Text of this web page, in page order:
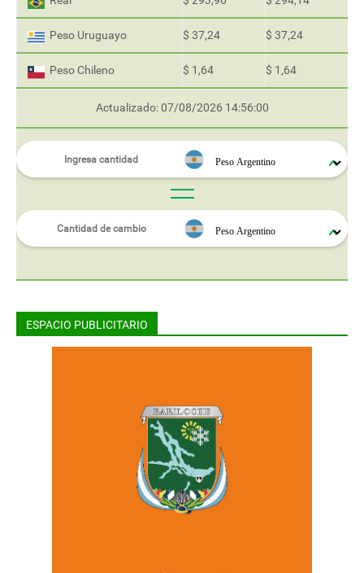
Peso Uruguayo $ 37,24 $ 37,24
Peso Chileno $ 1,64 $ 1,64
Actualizado: 07/08/2026 14:56:00
ESPACIO PUBLICITARIO